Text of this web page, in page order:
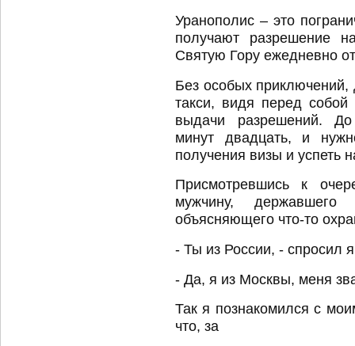
Уранополис – это
получают разрешение
Святую Гору ежедневно
Без особых приключений,
такси, видя перед
выдачи разрешений. До
минут двадцать, и
получения визы и успеть
Присмотревшись к
мужчину,
объясняющего что-то
- Ты из России, - спросил
- Да, я из Москвы, меня
Так я познакомился с
что, за